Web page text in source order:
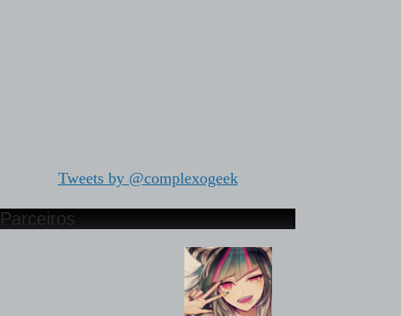
Tweets by @complexogeek
Parceiros